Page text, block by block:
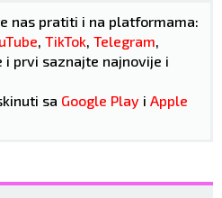
nas pratiti i na platformama:
, TikTok, Telegram,
i prvi saznajte najnovije i
sa Google Play i Apple